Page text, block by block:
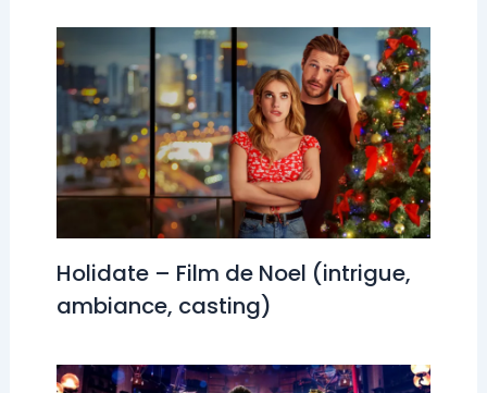
Holidate – Film de Noel (intrigue,
ambiance, casting)